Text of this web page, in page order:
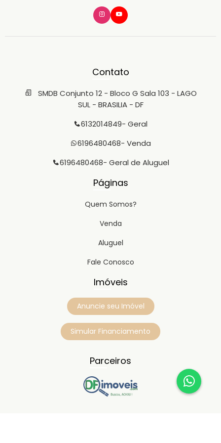
Contato
SMDB Conjunto 12 - Bloco G Sala 103 - LAGO
SUL - BRASILIA - DF
6132014849- Geral
6196480468- Venda
6196480468- Geral de Aluguel
Páginas
Quem Somos?
Venda
Aluguel
Fale Conosco
Imóveis
Anuncie seu Imóvel
Simular Financiamento
Parceiros